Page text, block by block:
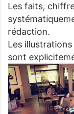
Les faits,
rédaction.
Les
sont